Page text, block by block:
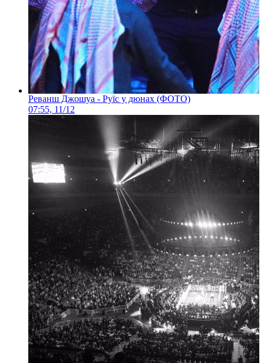
Реванш Джошуа - Руїс у дюнах (ФОТО)
07:55, 11/12